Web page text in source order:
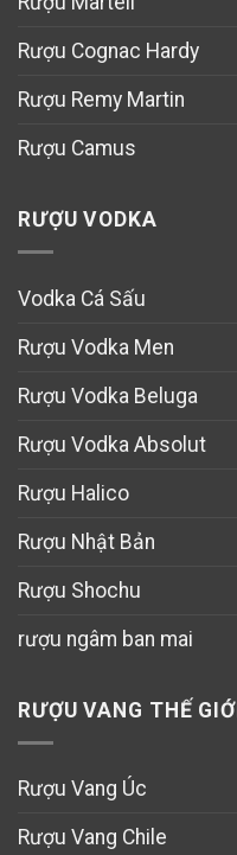
Rượu Cognac Hardy
Rượu Remy Martin
Rượu Camus
RƯỢU VODKA
Vodka Cá Sấu
Rượu Vodka Men
Rượu Vodka Beluga
Rượu Vodka Absolut
Rượu Halico
Rượu Nhật Bản
Rượu Shochu
rượu ngâm ban mai
RƯỢU VANG THẾ GIỚI
Rượu Vang Úc
Rượu Vang Chile